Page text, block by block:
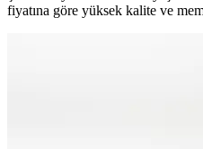
fiyatına göre yüksek kalite ve